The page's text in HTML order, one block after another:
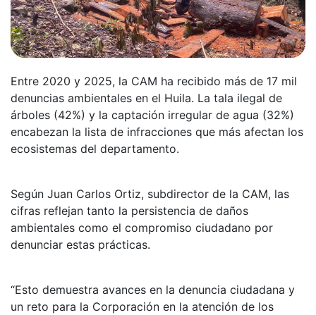
Entre 2020 y 2025, la CAM ha recibido más de 17 mil
denuncias ambientales en el Huila. La tala ilegal de
árboles (42%) y la captación irregular de agua (32%)
encabezan la lista de infracciones que más afectan los
ecosistemas del departamento.
Según Juan Carlos Ortiz, subdirector de la CAM, las
cifras reflejan tanto la persistencia de daños
ambientales como el compromiso ciudadano por
denunciar estas prácticas.
“Esto demuestra avances en la denuncia ciudadana y
un reto para la Corporación en la atención de los